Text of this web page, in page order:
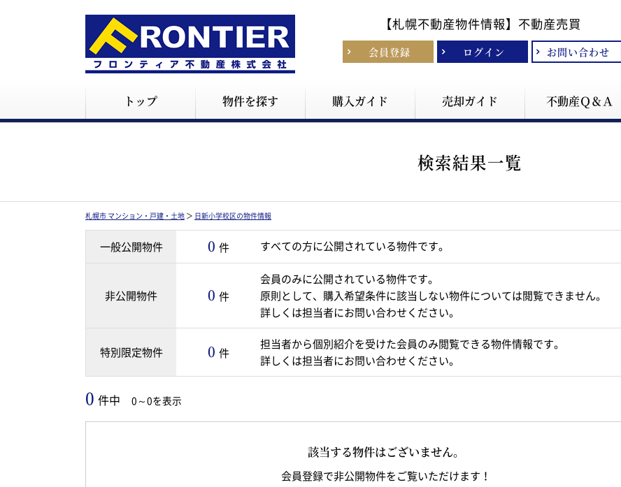
【札幌不動産物件情報】 不動産売買
会員登録 ログイン お問い合わせ
トップ 物件を探す 購入ガイド 売却ガイド 不動産Ｑ＆Ａ
検索結果一覧
札幌市 マンション・戸建・土地 ＞ 日新小学校区の物件情報
一般公開物件 0 件 すべての方に公開されている物件です。
非公開物件 0 件
会員のみに公開されている物件です。
原則として、購入希望条件に該当しない物件については閲覧できません。
詳しくは担当者にお問い合わせください。
特別限定物件 0 件
担当者から個別紹介を受けた会員のみ閲覧できる物件情報です。
詳しくは担当者にお問い合わせください。
0 件中 0～0を表示
該当する物件はございません。
会員登録で非公開物件をご覧いただけます！